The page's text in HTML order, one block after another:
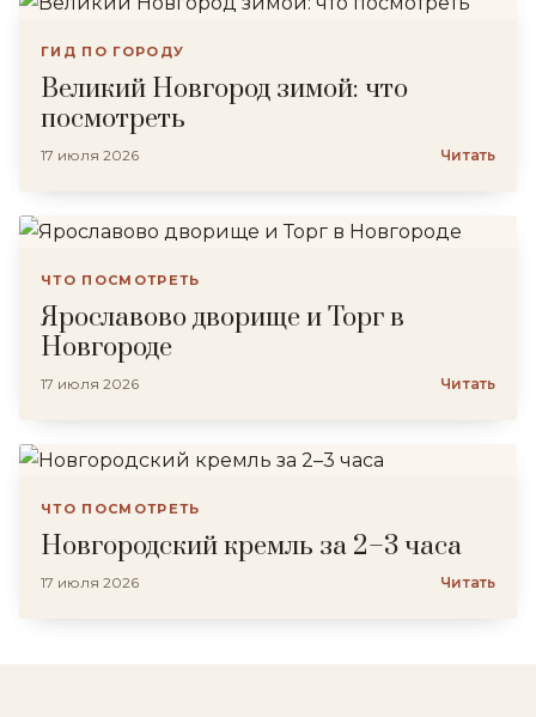
ГИД ПО ГОРОДУ
Великий Новгород зимой: что
посмотреть
17 июля 2026 Читать
ЧТО ПОСМОТРЕТЬ
Ярославово дворище и Торг в
Новгороде
17 июля 2026 Читать
ЧТО ПОСМОТРЕТЬ
Новгородский кремль за 2–3 часа
17 июля 2026 Читать